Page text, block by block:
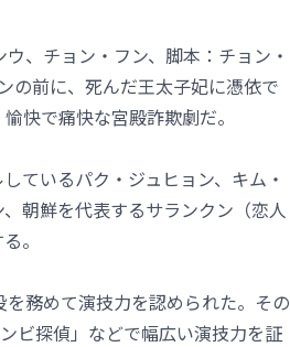
、チョン・フン、脚本：チョン・
の前に、死んだ王太子妃に憑依で
快で痛快な宮殿詐欺劇だ。
ているパク・ジュヒョン、キム・
朝鮮を代表するサランクン（恋人
。
務めて演技力を認められた。その
ビ探偵」などで幅広い演技力を証